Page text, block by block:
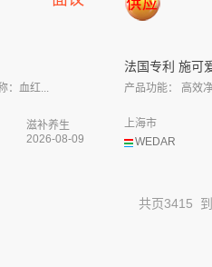
：血红...
滋补养生
2026-08-09
法国专利 施可
产品功能： 高效
WEDAR
上海市
共页3415